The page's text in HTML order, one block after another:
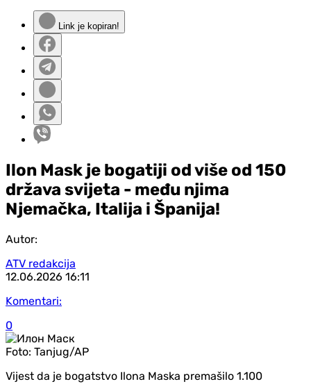
Link je kopiran!
Ilon Mask je bogatiji od više od 150
država svijeta - među njima
Njemačka, Italija i Španija!
Autor:
ATV redakcija
12.06.2026 16:11
Komentari:
0
Foto: Tanjug/AP
Vijest da je bogatstvo Ilona Maska premašilo 1.100